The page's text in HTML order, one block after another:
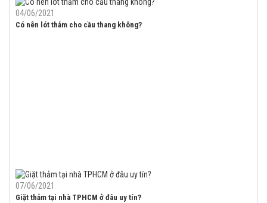
04/06/2021
Có nên lót thảm cho cầu thang không?
07/06/2021
Giặt thảm tại nhà TPHCM ở đâu uy tín?